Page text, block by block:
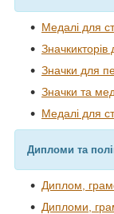
Медалі для
Значкикторів
Значки для
Значки та
Медалі для
Дипломи та
Диплом,
Дипломи,